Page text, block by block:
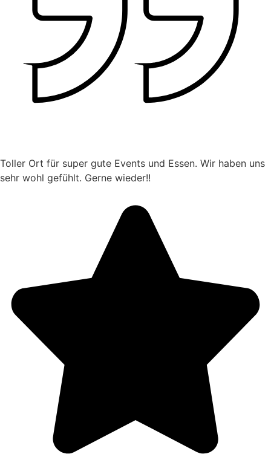
Toller Ort für super gute Events und Essen. Wir haben uns
sehr wohl gefühlt. Gerne wieder!!